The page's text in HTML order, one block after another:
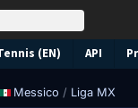
(EN) API
Messico / Liga MX